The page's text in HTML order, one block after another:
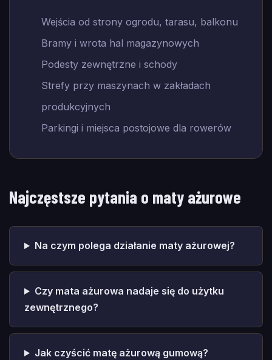
Wejścia od strony ogrodu, tarasu, balkonu
Bramy i wrota hal magazynowych
Podesty zewnętrzne i schody
Strefy przy maszynach w zakładach
produkcyjnych
Parkingi i miejsca postojowe dla rowerów
Najczęstsze pytania o maty ażurowe
Na czym polega działanie maty ażurowej?
Czy mata ażurowa nadaje się do użytku
zewnętrznego?
Jak czyścić matę ażurową gumową?